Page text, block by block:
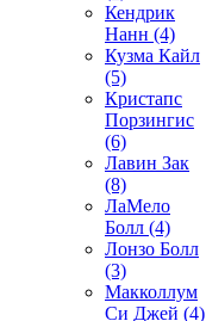
Кендрик
Нанн (4)
Кузма Кайл
(5)
Кристапс
Порзингис
(6)
Лавин Зак
(8)
ЛаМело
Болл (4)
Лонзо Болл
(3)
Макколлум
Си Джей (4)